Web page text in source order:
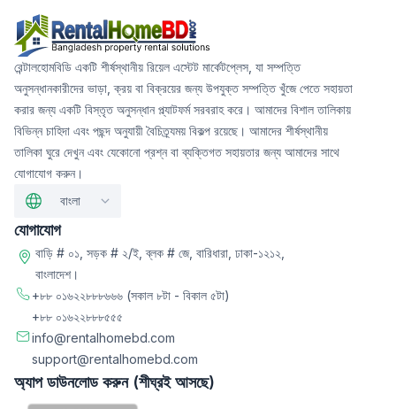
রেন্টালহোমবিডি একটি শীর্ষস্থানীয় রিয়েল এস্টেট মার্কেটপ্লেস, যা সম্পত্তি
অনুসন্ধানকারীদের ভাড়া, ক্রয় বা বিক্রয়ের জন্য উপযুক্ত সম্পত্তি খুঁজে পেতে সহায়তা
করার জন্য একটি বিস্তৃত অনুসন্ধান প্ল্যাটফর্ম সরবরাহ করে। আমাদের বিশাল তালিকায়
বিভিন্ন চাহিদা এবং পছন্দ অনুযায়ী বৈচিত্র্যময় বিকল্প রয়েছে। আমাদের শীর্ষস্থানীয়
তালিকা ঘুরে দেখুন এবং যেকোনো প্রশ্ন বা ব্যক্তিগত সহায়তার জন্য আমাদের সাথে
যোগাযোগ করুন।
বাংলা
যোগাযোগ
বাড়ি # ০১, সড়ক # ২/ই, ব্লক # জে, বারিধারা, ঢাকা-১২১২,
বাংলাদেশ।
+৮৮ ০১৬২২৮৮৮৬৬৬ (সকাল ৮টা - বিকাল ৫টা)
+৮৮ ০১৬২২৮৮৮৫৫৫
info@rentalhomebd.com
support@rentalhomebd.com
অ্যাপ ডাউনলোড করুন (শীঘ্রই আসছে)